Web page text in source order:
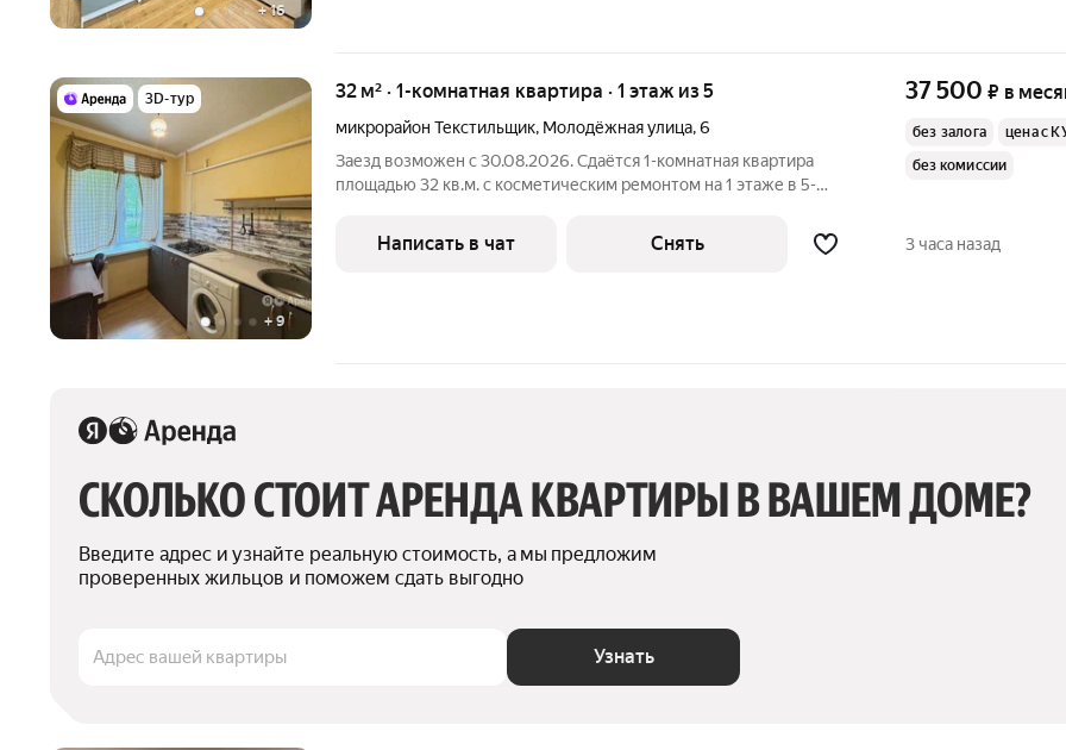
+16
3D-тур
+ 9
32 м² · 1-комнатная квартира · 1 этаж из 5
микрорайон Текстильщик, Молодёжная улица,6
Заезд возможен с 30.08.2026. Сдаётся 1-комнатная квартира
площадью 32 кв.м. с косметическим ремонтом на 1 этаже в 5-
Стиральная машина Холодильник Пылесос Дом - кирпичный, окна
выходят
37 500 ₽ в
без залога
цена с
без комиссии
Написать в чат Снять 3 часа назад
СКОЛЬКО СТОИТ АРЕНДА КВАРТИРЫ В ВАШЕМ ДОМЕ?
Введите адрес и узнайте реальную стоимость, а мы предложим
проверенных жильцов и поможем сдать выгодно
Адрес вашей квартиры Узнать